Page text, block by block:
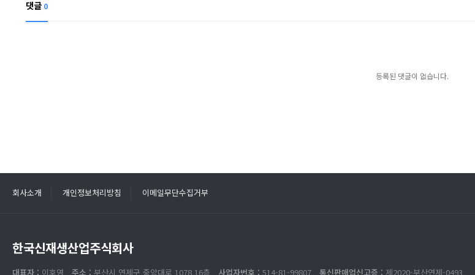
댓글 0
등록된 댓글이 없습니다.
회사소개 개인정보처리방침 이메일무단수집거부
한국신재생산업주식회사
대표자 : 이호영 주소 : 부산시 연제구 중앙대로 1078 16층 사업자번호 : 514-81-99807 통신판매업신고증 : 제2020-부산연제-0493